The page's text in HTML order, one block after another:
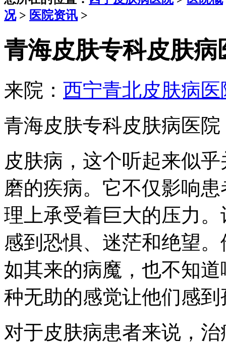
况> 医院资讯 >
青海皮肤专科皮肤
来院： 西宁青北皮肤病医
青海皮肤专科皮肤病医
皮肤病，这个听起来似
磨的疾病。它不仅影响
理上承受着巨大的压力
感到恐惧、迷茫和绝望
如其来的病魔，也不知
种无助的感觉让他们感
对于皮肤病患者来说，